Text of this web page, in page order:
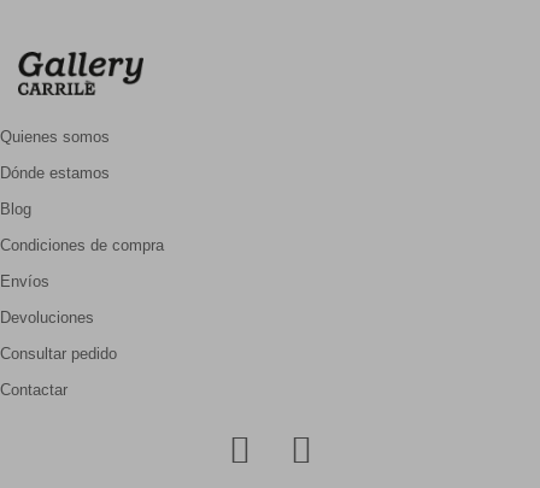
Quienes somos
Dónde estamos
Blog
Condiciones de compra
Envíos
Devoluciones
Consultar pedido
Contactar